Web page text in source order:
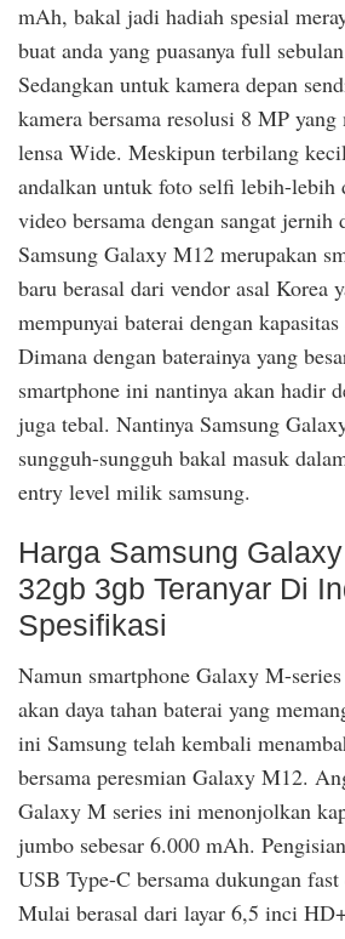
mAh, bakal jadi hadiah spesial
buat anda yang puasanya full
Sedangkan untuk kamera depan
kamera bersama resolusi 8 MP yang
lensa Wide. Meskipun terbilang
andalkan untuk foto selfi lebih-lebih
video bersama dengan sangat
Samsung Galaxy M12 merupakan
baru berasal dari vendor asal Korea
mempunyai baterai dengan kapasitas
Dimana dengan baterainya yang
smartphone ini nantinya akan hadir
juga tebal. Nantinya Samsung
sungguh-sungguh bakal masuk
entry level milik samsung.
Harga Samsung
32gb 3gb Teranyar Di
Spesifikasi
Namun smartphone Galaxy M-
akan daya tahan baterai yang
ini Samsung telah kembali
bersama peresmian Galaxy M12.
Galaxy M series ini menonjolkan
jumbo sebesar 6.000 mAh.
USB Type-C bersama dukungan
Mulai berasal dari layar 6,5 inci